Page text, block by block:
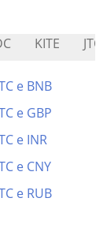
KITE JTO
e BNB
e GBP
e INR
e CNY
e RUB